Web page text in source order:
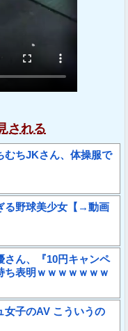
される
むちJKさん、体操服で
る野球美少女【→動画
さん、『10円キャンペ
ち表明ｗｗｗｗｗｗｗ
女子のAV こういうの